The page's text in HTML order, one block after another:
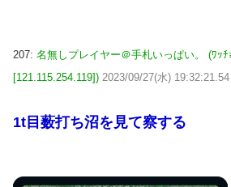
207: 名無しプレイヤー＠手札いっぱい。 (ﾜｯ
[121.115.254.119]) 2023/09/27(水)
1t目薮打ち沼を見て察する